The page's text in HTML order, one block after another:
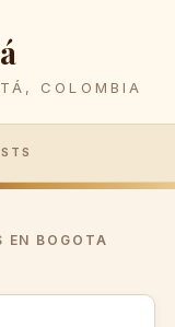
COLOMBIA
EN BOGOTA